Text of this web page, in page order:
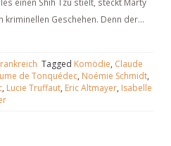
Geschehen. Denn der...
Tagged Komödie, Claude
de Tonquédec, Noémie Schmidt,
, Lucie Truffaut, Eric Altmayer, Isabelle